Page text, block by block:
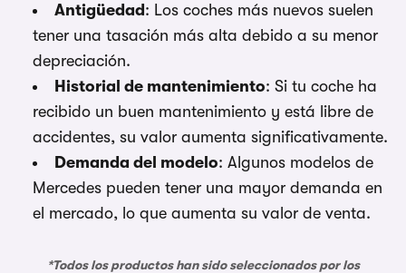
Antigüedad : Los coches más nuevos suelen
tener una tasación más alta debido a su menor
depreciación.
Historial de mantenimiento: Si tu coche ha
recibido un buen mantenimiento y está libre de
accidentes, su valor aumenta significativamente.
Demanda del modelo: Algunos modelos de
Mercedes pueden tener una mayor demanda en
el mercado, lo que aumenta su valor de venta.
*Todos los productos han sido seleccionados por los